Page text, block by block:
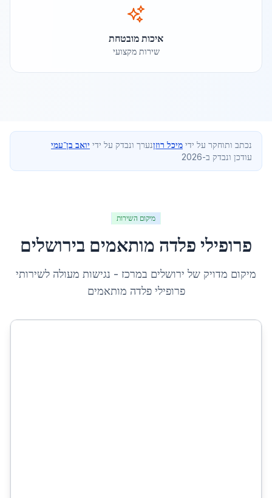
איכות מובטחת
שירות מקצועי
נכתב ותוחקר על ידי מיכל רוזןנערך ונבדק על ידי יואב בן־עמי
עודכן ונבדק ב-2026
מיקום השירות
פרופילי פלדה מותאמים בירושלים
מיקום מדויק של ירושלים במרכז - נגישות מעולה לשירותי
פרופילי פלדה מותאמים